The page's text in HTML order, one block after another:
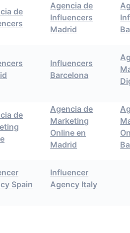
de
Agencia de
Influencers
Madrid
Influencers
Barcelona
de
Agencia de
Marketing
Online en
Madrid
Spain
Influencer
Agency Italy